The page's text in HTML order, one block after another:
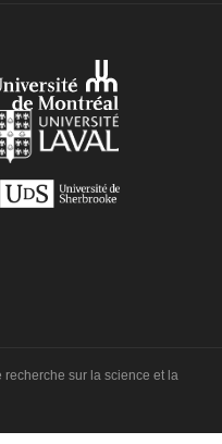
sur la science et la